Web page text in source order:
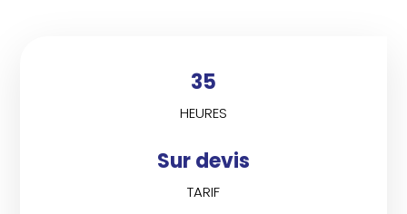
35
HEURES
Sur devis
TARIF